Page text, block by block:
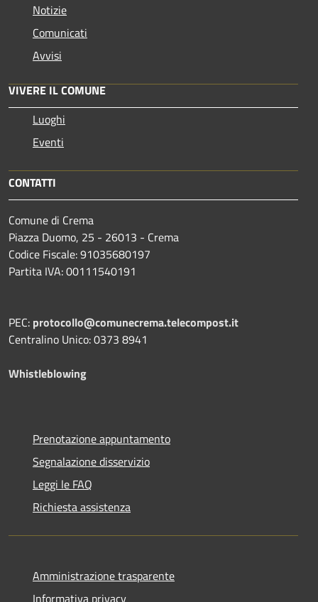
Notizie
Comunicati
Avvisi
VIVERE IL COMUNE
Luoghi
Eventi
CONTATTI
Comune di Crema
Piazza Duomo, 25 - 26013 - Crema
Codice Fiscale: 91035680197
Partita IVA: 00111540191
PEC: protocollo@comunecrema.telecompost.it
Centralino Unico: 0373 8941
Whistleblowing
Prenotazione appuntamento
Segnalazione disservizio
Leggi le FAQ
Richiesta assistenza
Amministrazione trasparente
Informativa privacy